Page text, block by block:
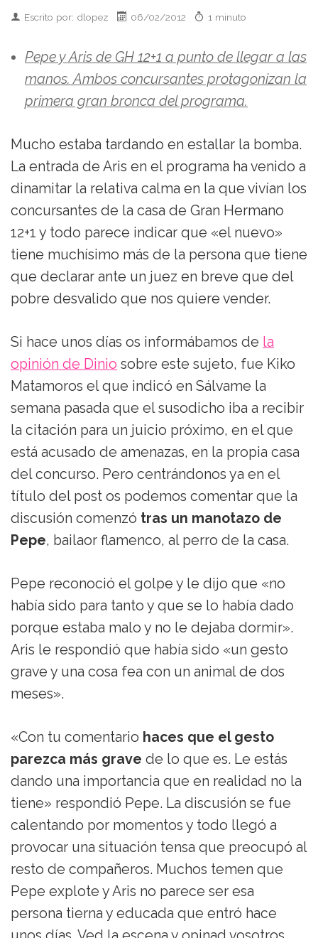
Escrito por: dlopez 06/02/2012 1 minuto
Pepe y Aris de GH 12+1 a punto de llegar a las
manos. Ambos concursantes protagonizan la
primera gran bronca del programa.
Mucho estaba tardando en estallar la bomba.
La entrada de Aris en el programa ha venido a
dinamitar la relativa calma en la que vivían los
concursantes de la casa de Gran Hermano
12+1 y todo parece indicar que «el nuevo»
tiene muchísimo más de la persona que tiene
que declarar ante un juez en breve que del
pobre desvalido que nos quiere vender.
Si hace unos días os informábamos de la
opinión de Dinio sobre este sujeto, fue Kiko
Matamoros el que indicó en Sálvame la
semana pasada que el susodicho iba a recibir
la citación para un juicio próximo, en el que
está acusado de amenazas, en la propia casa
del concurso. Pero centrándonos ya en el
título del post os podemos comentar que la
discusión comenzó tras un manotazo de
Pepe, bailaor flamenco, al perro de la casa.
Pepe reconoció el golpe y le dijo que «no
había sido para tanto y que se lo había dado
porque estaba malo y no le dejaba dormir».
Aris le respondió que había sido «un gesto
grave y una cosa fea con un animal de dos
meses».
«Con tu comentario haces que el gesto
parezca más grave de lo que es. Le estás
dando una importancia que en realidad no la
tiene» respondió Pepe. La discusión se fue
calentando por momentos y todo llegó a
provocar una situación tensa que preocupó al
resto de compañeros. Muchos temen que
Pepe explote y Aris no parece ser esa
persona tierna y educada que entró hace